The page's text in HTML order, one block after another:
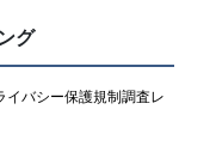
グ
イバシー保護規制調査レ